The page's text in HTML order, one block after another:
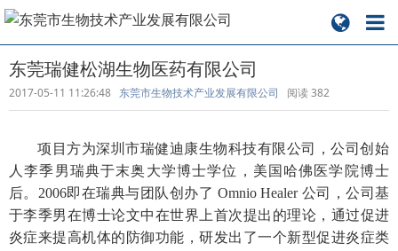
东莞瑞健松湖生物医药有限公司
2017-05-11 11:26:48 东莞市生物技术产业发展有限公司 阅读382
项目方为深圳市瑞健迪康生物科技有限公司，公司创始
人李季男瑞典于末奥大学博士学位，美国哈佛医学院博士
后。2006即在瑞典与团队创办了 Omnio Healer 公司，公司基
于李季男在博士论文中在世界上首次提出的理论，通过促进
炎症来提高机体的防御功能，研发出了一个新型促进炎症类